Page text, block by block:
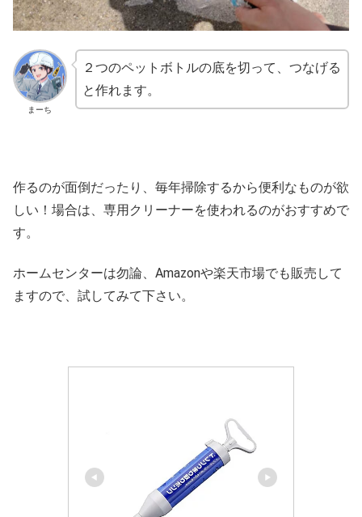
まーち
２つのペットボトルの底を切って、つなげる
と作れます。
作るのが面倒だったり、毎年掃除するから便利なものが欲
しい！場合は、専用クリーナーを使われるのがおすすめで
す。
ホームセンターは勿論、Amazonや楽天市場でも販売して
ますので、試してみて下さい。